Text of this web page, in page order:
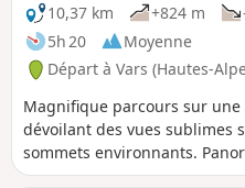
10,37 km
+824 m
5h 20
Moyenne
Départ à Vars (Hautes-
Magnifique parcours sur
dévoilant des vues sublimes
sommets environnants.
Écrins.